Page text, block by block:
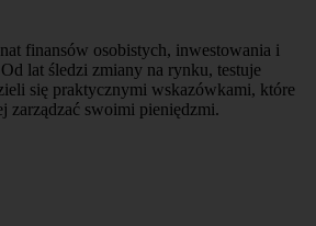
finansów osobistych, inwestowania i
lat śledzi zmiany na rynku, testuje
się praktycznymi wskazówkami, które
zarządzać swoimi pieniędzmi.